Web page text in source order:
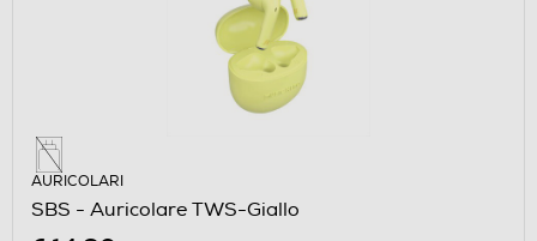
AURICOLARI
SBS - Auricolare TWS-Giallo